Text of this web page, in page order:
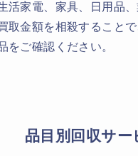
活家電、家具、日用品
取金額を相殺すること
ご確認ください。
品目別回収サ